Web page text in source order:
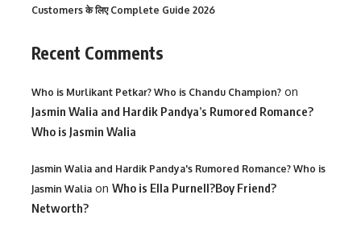
Customers के लिए Complete Guide 2026
Recent Comments
Who is Murlikant Petkar? Who is Chandu Champion? on
Jasmin Walia and Hardik Pandya’s Rumored Romance?
Who is Jasmin Walia
Jasmin Walia and Hardik Pandya's Rumored Romance? Who is
Jasmin Walia on Who is Ella Purnell?Boy Friend?
Networth?